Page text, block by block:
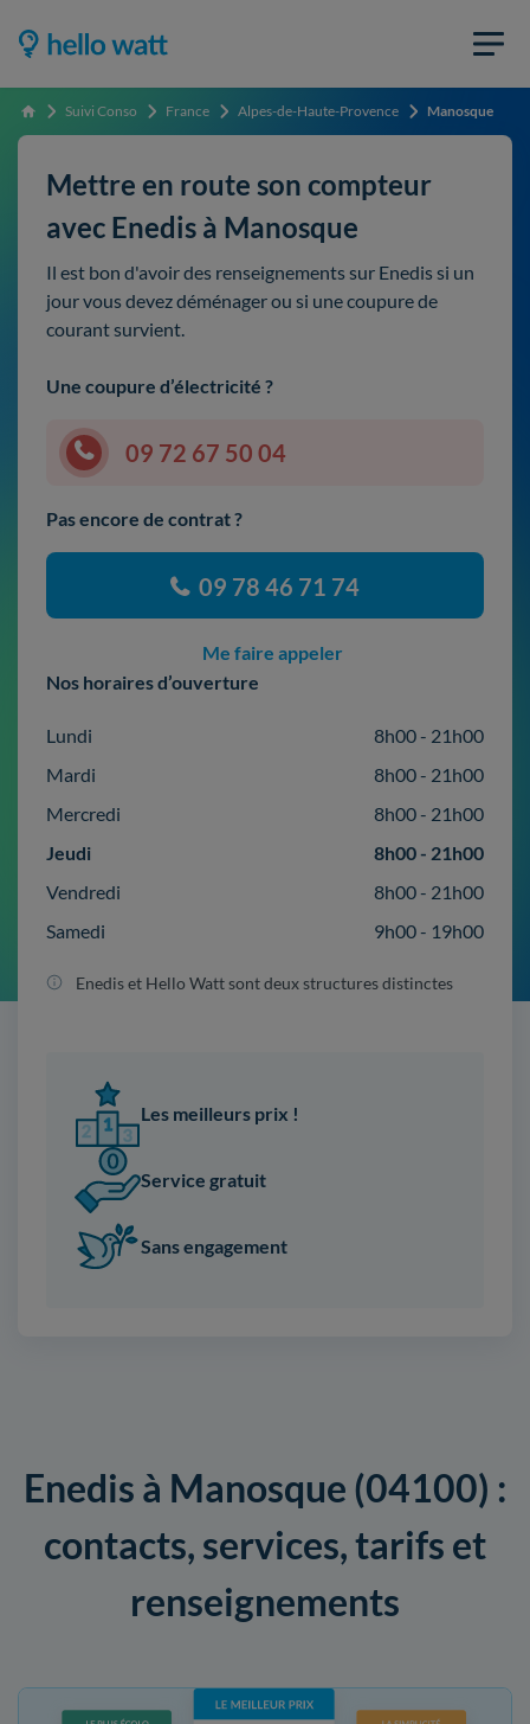
Accueil Suivi Conso France Alpes-de-Haute-Provence Manosque
Mettre en route son compteur
avec Enedis à Manosque
Il est bon d'avoir des renseignements sur Enedis si un
jour vous devez déménager ou si une coupure de
courant survient.
Une coupure d’électricité ?
09 72 67 50 04
Pas encore de contrat ?
09 78 46 71 74
Me faire appeler
Nos horaires d’ouverture
Lundi
8h00 - 21h00
Mardi
8h00 - 21h00
Mercredi
8h00 - 21h00
Jeudi
8h00 - 21h00
Vendredi
8h00 - 21h00
Samedi
9h00 - 19h00
Enedis et Hello Watt sont deux structures distinctes
Les meilleurs prix !
Service gratuit
Sans engagement
Enedis à Manosque (04100) :
contacts, services, tarifs et
renseignements